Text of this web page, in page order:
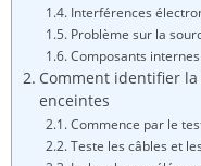
Interférences
Problème sur la
Composants
Comment identifier
enceintes
Commence par le
Teste les câbles et